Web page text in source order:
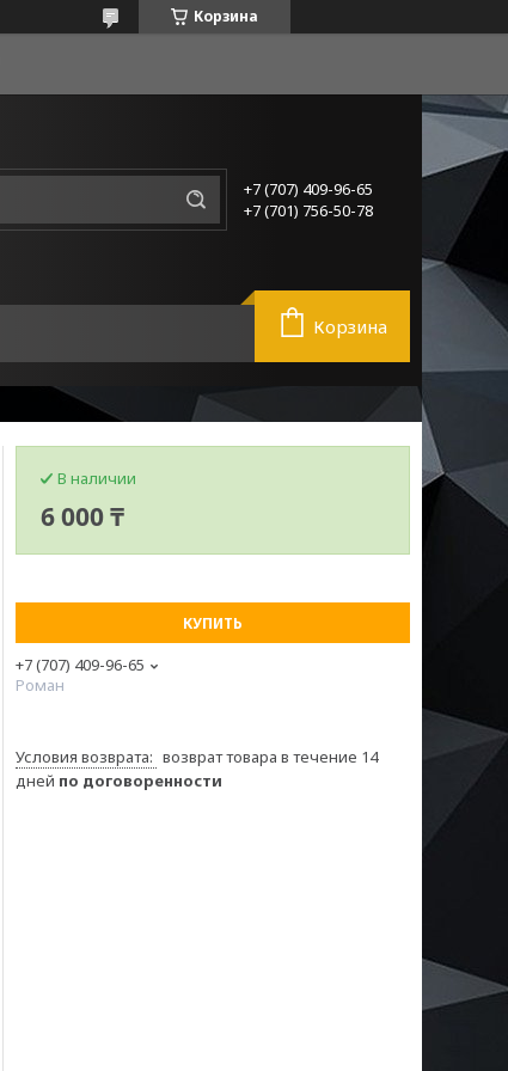
Корзина
+7 (707) 409-96-65
+7 (701) 756-50-78
Корзина
В наличии
6 000 ₸
КУПИТЬ
+7 (707) 409-96-65
Роман
возврат товара в течение 14
дней по договоренности